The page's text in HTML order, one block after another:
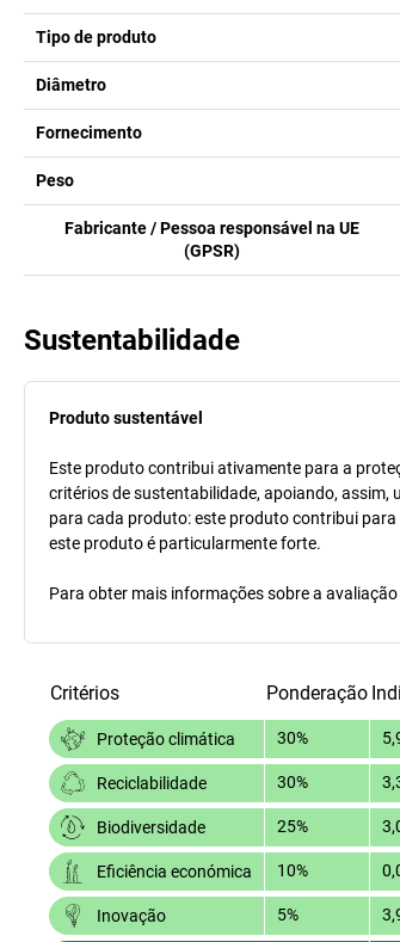
Tipo de produto
Diâmetro
Fornecimento
Peso
Fabricante / Pessoa responsável na UE
(GPSR)
Sustentabilidade
Produto sustentável
Este produto contribui ativamente para a
critérios de sustentabilidade, apoiando, assim,
para cada produto: este produto contribui
este produto é particularmente forte.
Para obter mais informações sobre a
Critérios Ponderação
Proteção climática 30%
Reciclabilidade 30%
Biodiversidade 25%
Eficiência económica 10%
Inovação 5%